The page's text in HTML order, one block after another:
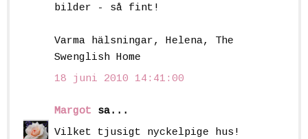
bilder - så fint!
Varma hälsningar, Helena, The
Swenglish Home
18 juni 2010 14:41:00
Margot sa...
Vilket tjusigt nyckelpige hus!